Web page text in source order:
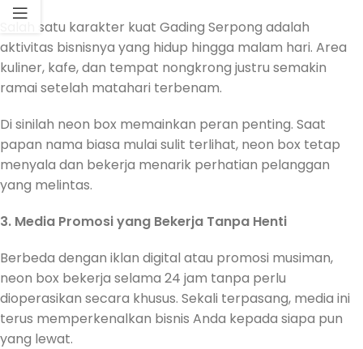
Salah satu karakter kuat Gading Serpong adalah
aktivitas bisnisnya yang hidup hingga malam hari. Area
kuliner, kafe, dan tempat nongkrong justru semakin
ramai setelah matahari terbenam.
Di sinilah neon box memainkan peran penting. Saat
papan nama biasa mulai sulit terlihat, neon box tetap
menyala dan bekerja menarik perhatian pelanggan
yang melintas.
3. Media Promosi yang Bekerja Tanpa Henti
Berbeda dengan iklan digital atau promosi musiman,
neon box bekerja selama 24 jam tanpa perlu
dioperasikan secara khusus. Sekali terpasang, media ini
terus memperkenalkan bisnis Anda kepada siapa pun
yang lewat.